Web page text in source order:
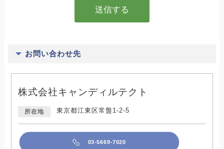
お問い合わせ先
株式会社キャンディルテクト
所在地 東京都江東区常盤1-2-5
03-5669-7020